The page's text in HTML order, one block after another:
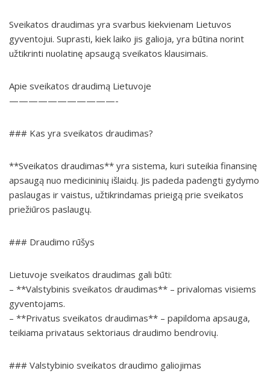
Sveikatos draudimas yra svarbus kiekvienam Lietuvos
gyventojui. Suprasti, kiek laiko jis galioja, yra būtina norint
užtikrinti nuolatinę apsaugą sveikatos klausimais.
Apie sveikatos draudimą Lietuvoje
———————————-
### Kas yra sveikatos draudimas?
**Sveikatos draudimas** yra sistema, kuri suteikia finansinę
apsaugą nuo medicininių išlaidų. Jis padeda padengti gydymo
paslaugas ir vaistus, užtikrindamas prieigą prie sveikatos
priežiūros paslaugų.
### Draudimo rūšys
Lietuvoje sveikatos draudimas gali būti:
– **Valstybinis sveikatos draudimas** – privalomas visiems
gyventojams.
– **Privatus sveikatos draudimas** – papildoma apsauga,
teikiama privataus sektoriaus draudimo bendrovių.
### Valstybinio sveikatos draudimo galiojimas